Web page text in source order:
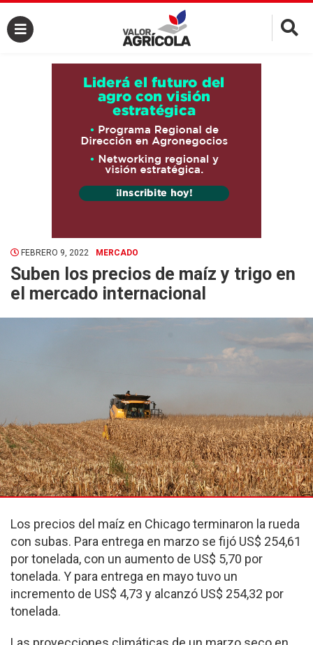
×
FEBRERO 9, 2022 MERCADO
Suben los precios de maíz y trigo en
el mercado internacional
Los precios del maíz en Chicago terminaron la rueda
con subas. Para entrega en marzo se fijó US$ 254,61
por tonelada, con un aumento de US$ 5,70 por
tonelada. Y para entrega en mayo tuvo un
incremento de US$ 4,73 y alcanzó US$ 254,32 por
tonelada.